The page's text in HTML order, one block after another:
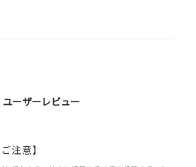
ユーザーレビュー
注意】